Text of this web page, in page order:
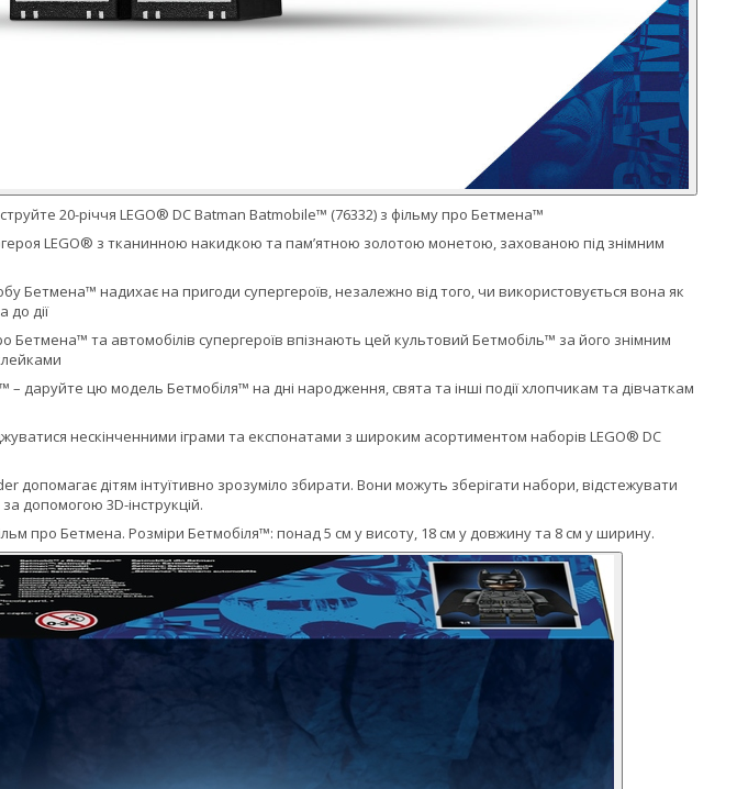
20-річчя LEGO® DC Batman Batmobile™ (76332) з фільму про Бетмена™
LEGO® з тканинною накидкою та пам’ятною золотою монетою, захованою під знімним
Бетмена™ надихає на пригоди супергероїв, незалежно від того, чи використовується вона як
до дії
Бетмена™ та автомобілів супергероїв впізнають цей культовий Бетмобіль™ за його знімним
даруйте цю модель Бетмобіля™ на дні народження, свята та інші події хлопчикам та дівчаткам
нескінченними іграми та експонатами з широким асортиментом наборів LEGO® DC
допомагає дітям інтуїтивно зрозуміло збирати. Вони можуть зберігати набори, відстежувати
допомогою 3D-інструкцій.
про Бетмена. Розміри Бетмобіля™: понад 5 см у висоту, 18 см у довжину та 8 см у ширину.